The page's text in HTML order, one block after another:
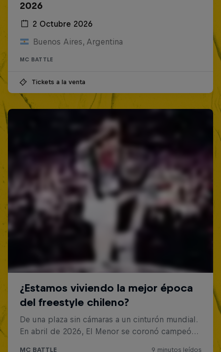
2026
2 Octubre 2026
Buenos Aires, Argentina
MC BATTLE
Tickets a la venta